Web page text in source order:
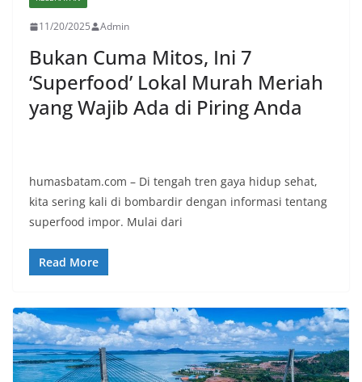
11/20/2025 Admin
Bukan Cuma Mitos, Ini 7
‘Superfood’ Lokal Murah Meriah
yang Wajib Ada di Piring Anda
humasbatam.com – Di tengah tren gaya hidup sehat,
kita sering kali di bombardir dengan informasi tentang
superfood impor. Mulai dari
Read More